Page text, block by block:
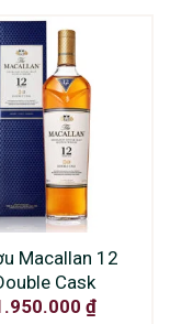
Macallan 12
Cask
₫